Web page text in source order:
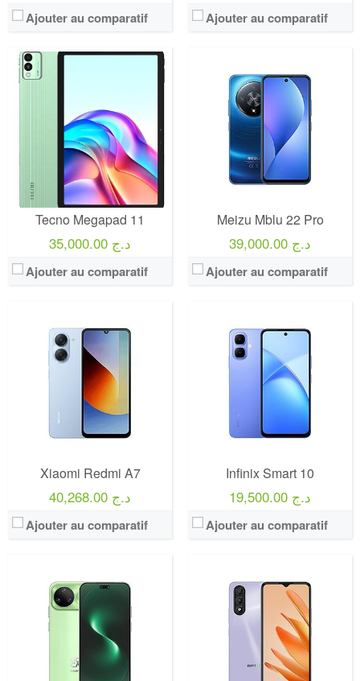
Ajouter au comparatif Ajouter au comparatif
Tecno Megapad 11
35,000.00 د.ج
Ajouter au comparatif
Meizu Mblu 22 Pro
39,000.00 د.ج
Ajouter au comparatif
Xiaomi Redmi A7
40,268.00 د.ج
Ajouter au comparatif
Infinix Smart 10
19,500.00 د.ج
Ajouter au comparatif